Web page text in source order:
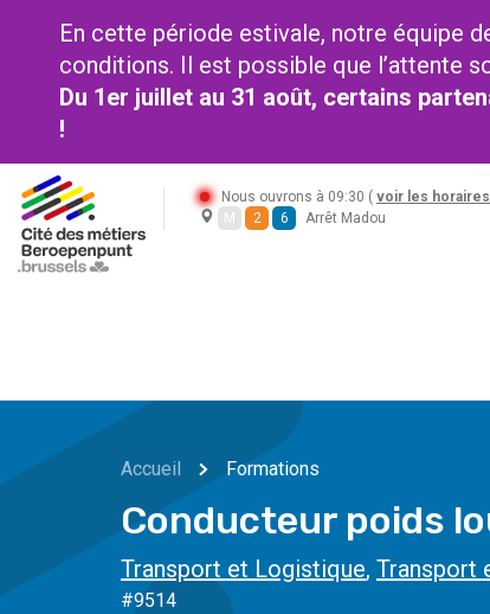
En cette période estivale, notre équipe
conditions. Il est possible que l’attente
Du 1er juillet au 31 août, certains
!
Nous ouvrons à 09:30 ( voir les horaires
M
2 6 Arrêt Madou
Accueil Formations
Conducteur poids
Transport et Logistique, Transport
#9514